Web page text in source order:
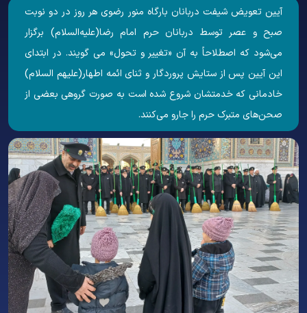
آیین تعویض شیفت دربانان بارگاه منور رضوی هر روز در دو نوبت
صبح و عصر توسط دربانان حرم امام رضا(علیه‌السلام) برگزار
می‌شود که اصطلاحاً به آن «تغيير و تحول» می گويند. در ابتدای
این آیین پس از ستايش پروردگار و ثنای ائمه اطهار(علیهم‌ السلام)
خادمانی که خدمتشان شروع شده است به صورت گروهی بعضی از
صحن‌های متبرک حرم را جارو می‌کنند.